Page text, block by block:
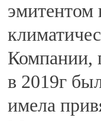
эмитентом
Компании,
в 2019г
имела